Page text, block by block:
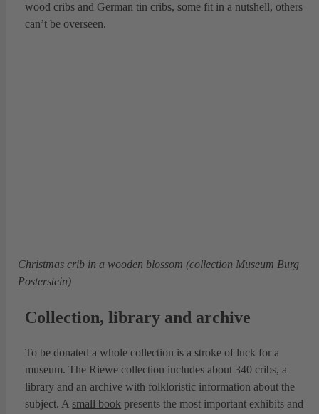
wood cribs and German tin cribs, some fit in a nutshell, others
can’t be overseen.
Christmas crib in a wooden blossom (collection Museum Burg
Posterstein)
Collection, library and archive
To be donated a whole collection is a stroke of luck for a
museum. The Riewe collection includes about 340 cribs, a
library and an archive with folkloristic information about the
subject. Asmall book presents the most important exhibits and